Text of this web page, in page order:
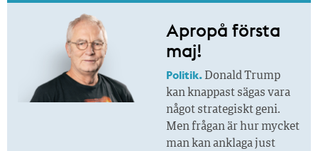
Apropå första
maj!
Politik. Donald Trump
kan knappast sägas vara
något strategiskt geni.
Men frågan är hur mycket
man kan anklaga just